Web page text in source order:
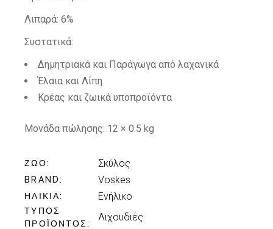
Λιπαρά: 6%
Συστατικά:
Δημητριακά και Παράγωγα από λαχανικά
Έλαια και Λίπη
Κρέας και ζωικά υποπροϊόντα
Μονάδα πώλησης: 12 × 0.5 kg
ΖΏΟ Σκύλος
BRAND Voskes
ΗΛΙΚΊΑ Ενήλικo
ΤΎΠΟΣ
ΠΡΟΪΌΝΤΟΣ
Λιχουδιές